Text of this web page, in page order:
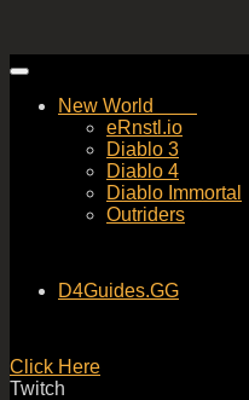
Skip
contentNew World
eRnstl.io
Diablo 3
Diablo 4
Diablo Immortal
Outriders
D4Guides.GG
Click Here
Twitch